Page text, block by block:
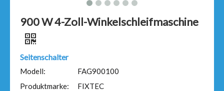
900 W 4-Zoll-Winkelschleifmaschine
Seitenschalter
Modell:
FAG900100
Produktmarke:
FIXTEC